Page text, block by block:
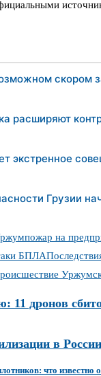
скором
расширяют
экстренное
Грузии
пожар на
БПЛА
11 дронов
в
что известно